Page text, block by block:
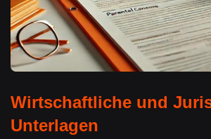
Wirtschaftliche und
Unterlagen